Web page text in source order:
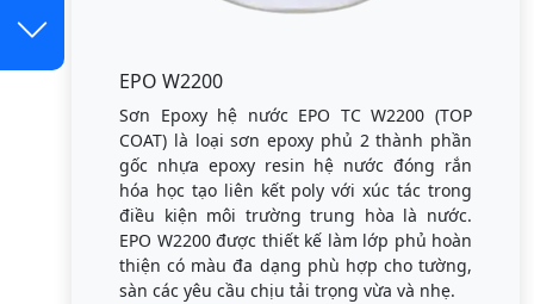
EPO W2200
Sơn Epoxy hệ nước EPO TC W2200 (TOP
COAT) là loại sơn epoxy phủ 2 thành phần
gốc nhựa epoxy resin hệ nước đóng rắn
hóa học tạo liên kết poly với xúc tác trong
điều kiện môi trường trung hòa là nước.
EPO W2200 được thiết kế làm lớp phủ hoàn
thiện có màu đa dạng phù hợp cho tường,
sàn các yêu cầu chịu tải trọng vừa và nhẹ.